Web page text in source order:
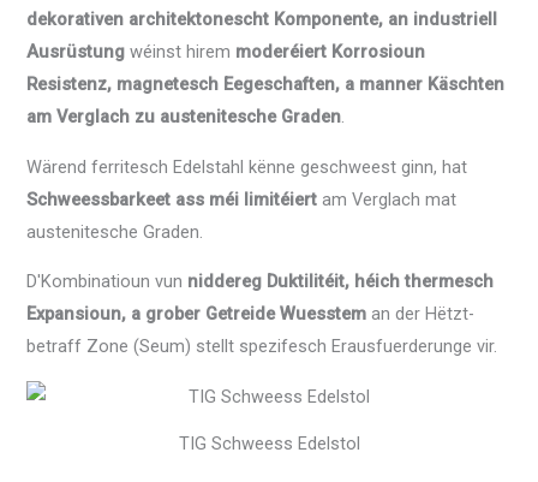
dekorativen architektonescht Komponente, an industriell
Ausrüstung wéinst hirem moderéiert Korrosioun
Resistenz, magnetesch Eegeschaften, a manner Käschten
am Verglach zu austenitesche Graden.
Wärend ferritesch Edelstahl kënne geschweest ginn, hat
Schweessbarkeet ass méi limitéiert am Verglach mat
austenitesche Graden.
D'Kombinatioun vun niddereg Duktilitéit, héich thermesch
Expansioun, a grober Getreide Wuesstem an der Hëtzt-
betraff Zone (Seum) stellt spezifesch Erausfuerderunge vir.
TIG Schweess Edelstol